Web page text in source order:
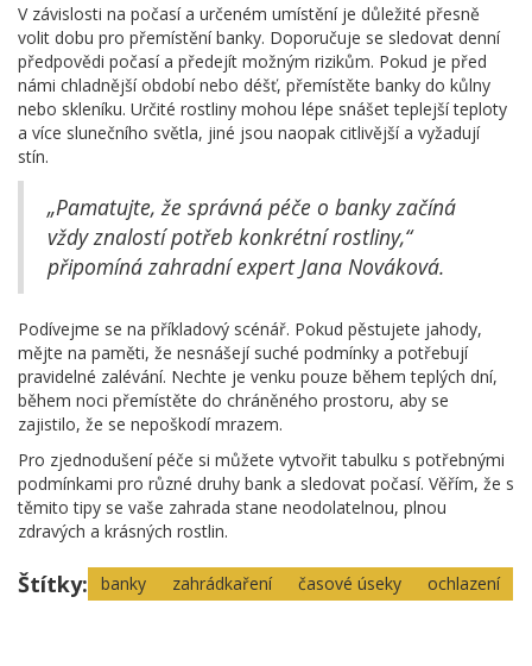
V závislosti na počasí a určeném umístění je důležité přesně
volit dobu pro přemístění banky. Doporučuje se sledovat denní
předpovědi počasí a předejít možným rizikům. Pokud je před
námi chladnější období nebo déšť, přemístěte banky do kůlny
nebo skleníku. Určité rostliny mohou lépe snášet teplejší teploty
a více slunečního světla, jiné jsou naopak citlivější a vyžadují
stín.
„Pamatujte, že správná péče o banky začíná
vždy znalostí potřeb konkrétní rostliny,“
připomíná zahradní expert Jana Nováková.
Podívejme se na příkladový scénář. Pokud pěstujete jahody,
mějte na paměti, že nesnášejí suché podmínky a potřebují
pravidelné zalévání. Nechte je venku pouze během teplých dní,
během noci přemístěte do chráněného prostoru, aby se
zajistilo, že se nepoškodí mrazem.
Pro zjednodušení péče si můžete vytvořit tabulku s potřebnými
podmínkami pro různé druhy bank a sledovat počasí. Věřím, že s
těmito tipy se vaše zahrada stane neodolatelnou, plnou
zdravých a krásných rostlin.
Štítky: banky zahrádkaření časové úseky ochlazení